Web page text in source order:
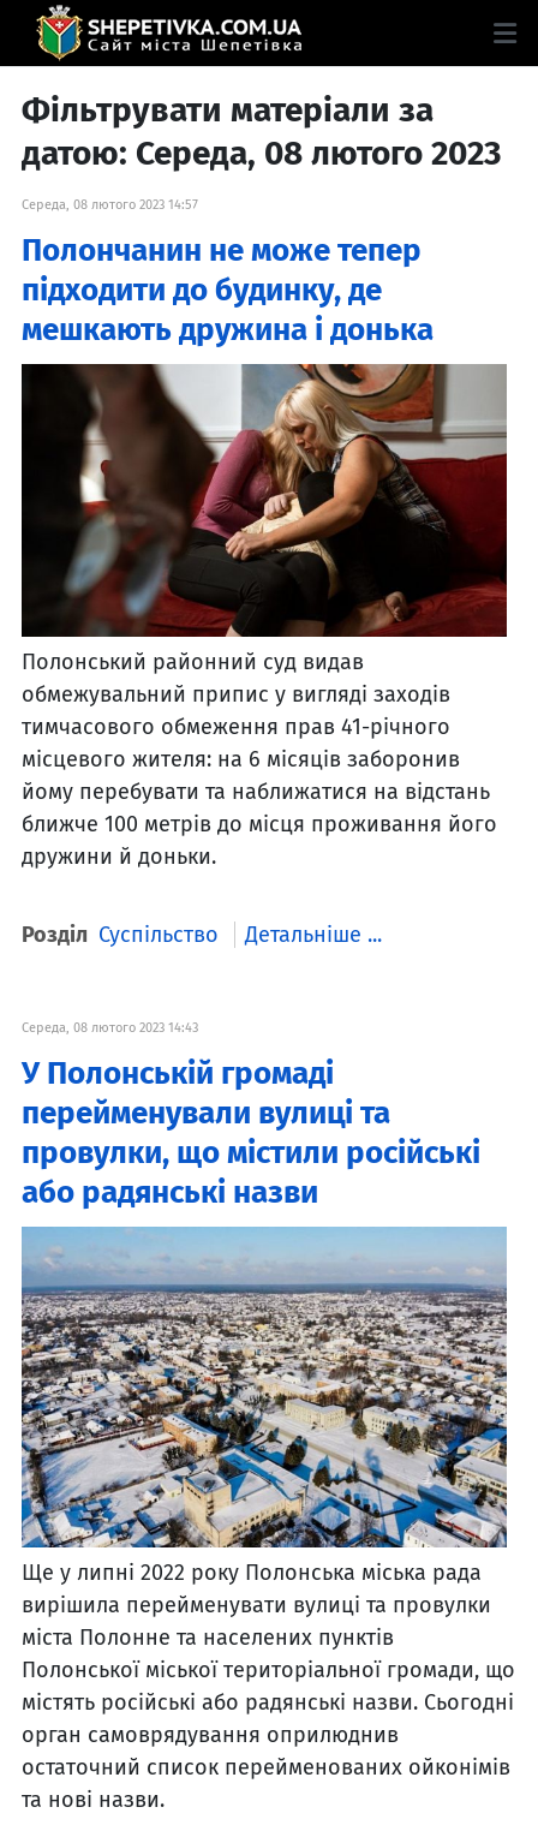
Фільтрувати матеріали за
датою: Середа, 08 лютого 2023
Середа, 08 лютого 2023 14:57
Полончанин не може тепер
підходити до будинку, де
мешкають дружина і донька
Полонський районний суд видав
обмежувальний припис у вигляді заходів
тимчасового обмеження прав 41-річного
місцевого жителя: на 6 місяців заборонив
йому перебувати та наближатися на відстань
ближче 100 метрів до місця проживання його
дружини й доньки.
Розділ Суспільство Детальніше ...
Середа, 08 лютого 2023 14:43
У Полонській громаді
перейменували вулиці та
провулки, що містили російські
або радянські назви
Ще у липні 2022 року Полонська міська рада
вирішила перейменувати вулиці та провулки
міста Полонне та населених пунктів
Полонської міської територіальної громади, що
містять російські або радянські назви. Сьогодні
орган самоврядування оприлюднив
остаточний список перейменованих ойконімів
та нові назви.